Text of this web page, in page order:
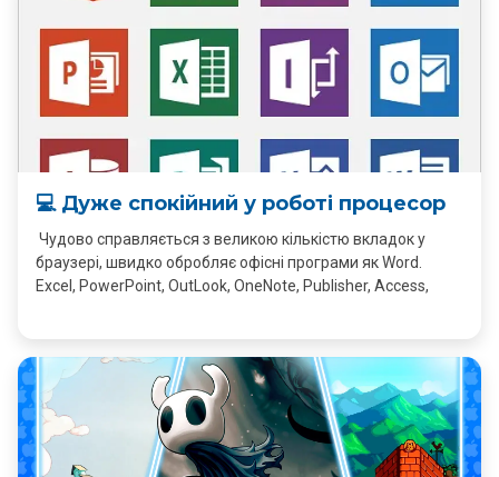
💻 Дуже спокійний у роботі процесор
Чудово справляється з великою кількістю вкладок у
браузері, швидко обробляє офісні програми як Word.
Excel, PowerPoint, OutLook, OneNote, Publisher, Access,